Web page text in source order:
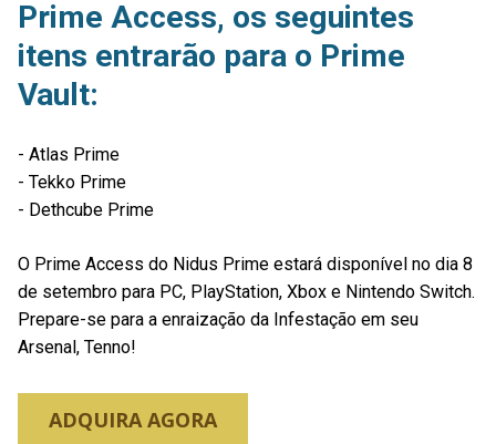
Prime Access, os seguintes
itens entrarão para o Prime
Vault:
- Atlas Prime
- Tekko Prime
- Dethcube Prime
O Prime Access do Nidus Prime estará disponível no dia 8
de setembro para PC, PlayStation, Xbox e Nintendo Switch.
Prepare-se para a enraização da Infestação em seu
Arsenal, Tenno!
ADQUIRA AGORA